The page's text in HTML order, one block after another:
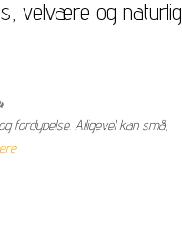
velvære og naturlig
fordybelse. Alligevel kan små,